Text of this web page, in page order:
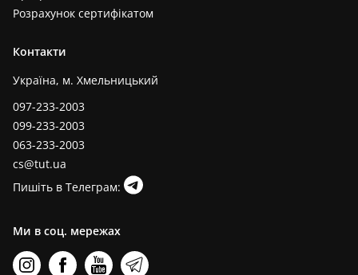
Розрахунок сертифікатом
Контакти
Україна, м. Хмельницький
097-233-2003
099-233-2003
063-233-2003
cs@tut.ua
Пишіть в Телеграм:
Ми в соц. мережах